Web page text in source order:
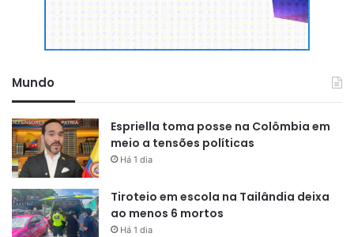
Mundo
Espriella toma posse na Colômbia em
meio a tensões políticas
Há 1 dia
Tiroteio em escola na Tailândia deixa
ao menos 6 mortos
Há 1 dia